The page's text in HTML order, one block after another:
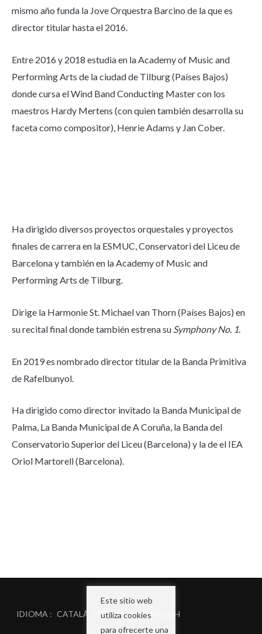
mismo año funda la Jove Orquestra Barcino de la que es
director titular hasta el 2016.
Entre 2016 y 2018 estudia en la Academy of Music and
Performing Arts de la ciudad de Tilburg (Países Bajos)
donde cursa el Wind Band Conducting Master con los
maestros Hardy Mertens (con quien también desarrolla su
faceta como compositor), Henrie Adams y Jan Cober.
Ha dirigido diversos proyectos orquestales y proyectos
finales de carrera en la ESMUC, Conservatori del Liceu de
Barcelona y también en la Academy of Music and
Performing Arts de Tilburg.
Dirige la Harmonie St. Michael van Thorn (Países Bajos) en
su recital final donde también estrena su Symphony No. 1.
En 2019 es nombrado director titular de la Banda Primitiva
de Rafelbunyol.
Ha dirigido como director invitado la Banda Municipal de
Palma, La Banda Municipal de A Coruña, la Banda del
Conservatorio Superior del Liceu (Barcelona) y la de el IEA
Oriol Martorell (Barcelona).
CATALÀ ESPAÑOL ENGLISH
Este sitio web
utiliza cookies
para ofrecerte una